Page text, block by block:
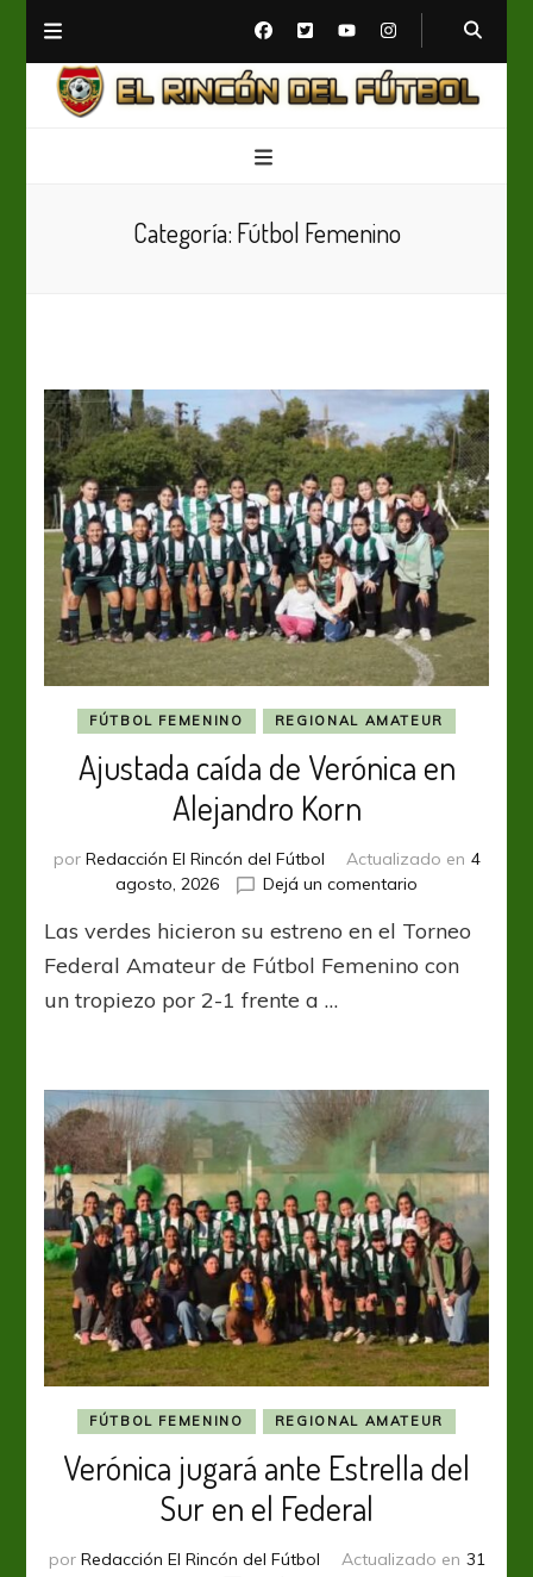
Categoría: Fútbol Femenino
FÚTBOL FEMENINO REGIONAL AMATEUR
Ajustada caída de Verónica en
Alejandro Korn
por Redacción El Rincón del Fútbol Actualizado en 4
agosto, 2026
Dejá un comentario
caída
de
Las verdes hicieron su estreno en el Torneo
Federal Amateur de Fútbol Femenino con
un tropiezo por 2-1 frente a …
FÚTBOL FEMENINO REGIONAL AMATEUR
Verónica jugará ante Estrella del
Sur en el Federal
por Redacción El Rincón del Fútbol Actualizado en 31